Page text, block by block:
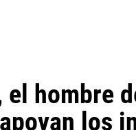
el hombre
los